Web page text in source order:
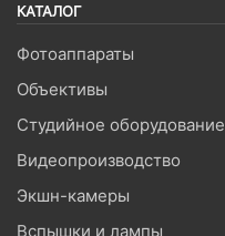
КАТАЛОГ
Фотоаппараты
Объективы
Студийное оборудование
Видеопроизводство
Экшн-камеры
Вспышки и лампы